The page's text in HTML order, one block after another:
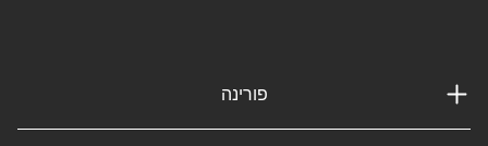
פורינה